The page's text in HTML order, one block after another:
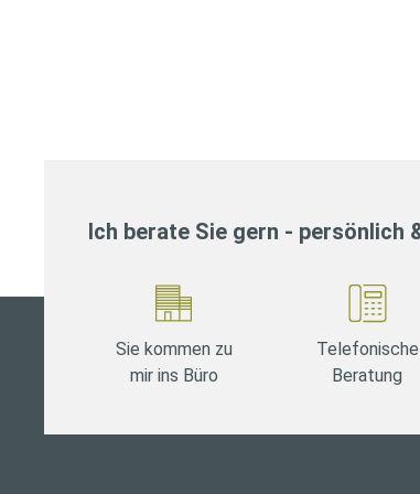
Ich berate Sie gern - persönlich
Sie kommen zu
mir ins Büro
Telefonische
Beratung